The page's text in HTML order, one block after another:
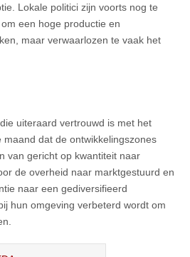
Lokale politici zijn voorts nog te
een hoge productie en
maar verwaarlozen te vaak het
uiteraard vertrouwd is met het
dat de ontwikkelingszones
van gericht op kwantiteit naar
de overheid naar marktgestuurd en
naar een gediversifieerd
hun omgeving verbeterd wordt om